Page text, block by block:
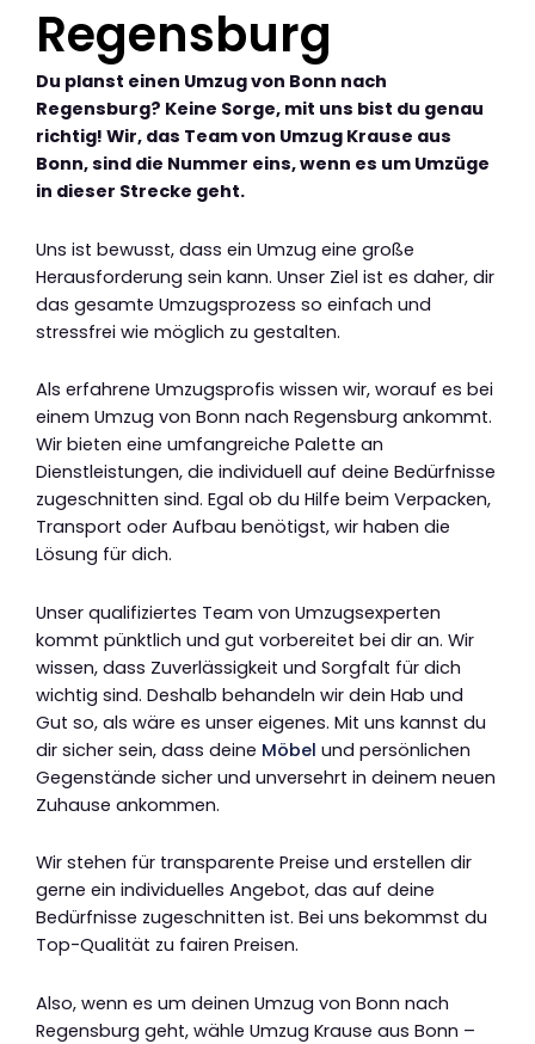
Regensburg
Du planst einen Umzug von Bonn nach
Regensburg? Keine Sorge, mit uns bist du genau
richtig! Wir, das Team von Umzug Krause aus
Bonn, sind die Nummer eins, wenn es um Umzüge
in dieser Strecke geht.
Uns ist bewusst, dass ein Umzug eine große
Herausforderung sein kann. Unser Ziel ist es daher, dir
das gesamte Umzugsprozess so einfach und
stressfrei wie möglich zu gestalten.
Als erfahrene Umzugsprofis wissen wir, worauf es bei
einem Umzug von Bonn nach Regensburg ankommt.
Wir bieten eine umfangreiche Palette an
Dienstleistungen, die individuell auf deine Bedürfnisse
zugeschnitten sind. Egal ob du Hilfe beim Verpacken,
Transport oder Aufbau benötigst, wir haben die
Lösung für dich.
Unser qualifiziertes Team von Umzugsexperten
kommt pünktlich und gut vorbereitet bei dir an. Wir
wissen, dass Zuverlässigkeit und Sorgfalt für dich
wichtig sind. Deshalb behandeln wir dein Hab und
Gut so, als wäre es unser eigenes. Mit uns kannst du
dir sicher sein, dass deine Möbel und persönlichen
Gegenstände sicher und unversehrt in deinem neuen
Zuhause ankommen.
Wir stehen für transparente Preise und erstellen dir
gerne ein individuelles Angebot, das auf deine
Bedürfnisse zugeschnitten ist. Bei uns bekommst du
Top-Qualität zu fairen Preisen.
Also, wenn es um deinen Umzug von Bonn nach
Regensburg geht, wähle Umzug Krause aus Bonn –